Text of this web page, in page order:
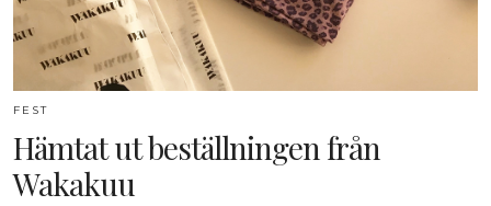
FEST
Hämtat ut beställningen från
Wakakuu